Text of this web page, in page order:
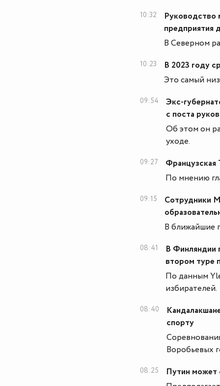
10:32
Руководство
предприятия
В Северном
10:23
В 2023 году
Это самый
09:54
Экс-
с поста
Об этом он
уходе.
09:27
Французская
По мнению
09:15
Сотрудники
В ближайшие
08:41
В Финляндии
втором туре
По данным
избирателей.
08:40
спорту
Воробьевых
08:25
Путин может